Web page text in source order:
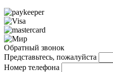
Обратный звонок
Представьтесь, пожалуйста
Номер телефона